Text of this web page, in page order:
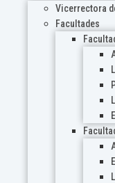
Vicerrectora
Facultades